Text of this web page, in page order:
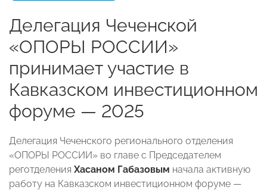
Делегация Чеченской
«ОПОРЫ РОССИИ»
принимает участие в
Кавказском инвестиционном
форуме — 2025
Делегация Чеченского регионального отделения
«ОПОРЫ РОССИИ» во главе с Председателем
реготделения Хасаном Габазовым начала активную
работу на Кавказском инвестиционном форуме —